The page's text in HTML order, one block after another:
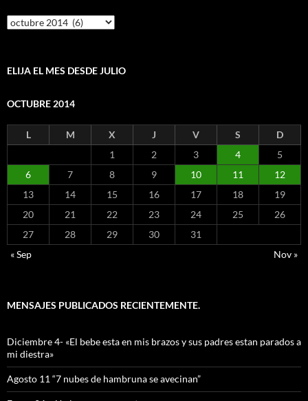
Mensajes
por
ELIJA EL MES DESDE JULIO
OCTUBRE 2014
L M X J V S
D
1
2 3 4
5
6
7 8 9 10 11
12
13
14 15 16 17 18
19
20
21 22 23 24 25
26
27
28 29 30
31
« Sep
Nov »
MENSAJES PUBLICADOS RECIENTEMENTE.
Diciembre 4- «El bebe esta en mis brazos y sus padres estan parados a
mi diestra»
Agosto 11 “7 nubes de hambruna se avecinan”